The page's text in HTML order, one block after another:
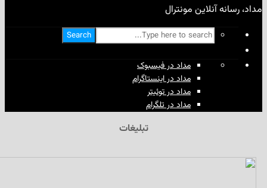
مونترال
Search
مداد در فیسبوک
مداد در اینستاگرام
مداد در توئیتر
مداد در تلگرام